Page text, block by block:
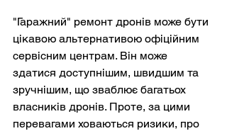
"Гаражний" ремонт дронів може бути
цікавою альтернативою офіційним
сервісним центрам. Він може
здатися доступнішим, швидшим та
зручнішим, що зваблює багатьох
власників дронів. Проте, за цими
перевагами ховаються ризики, про